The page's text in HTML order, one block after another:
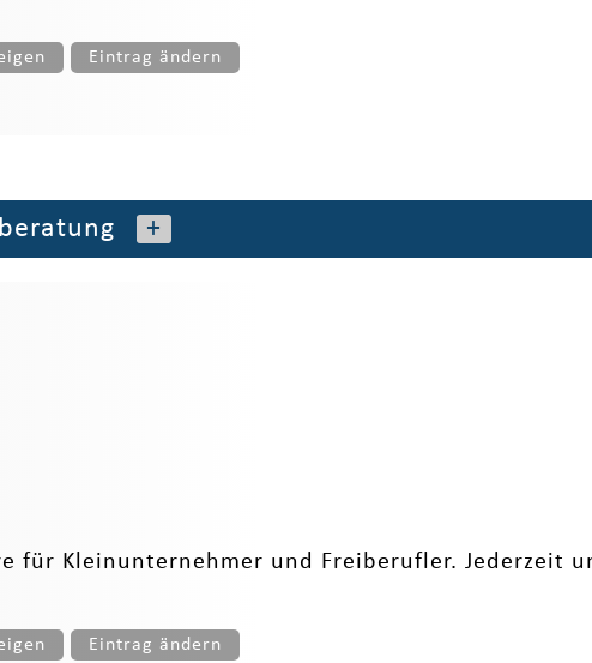
Eintrag ändern
+
für Kleinunternehmer und Freiberufler. Jederzeit
Eintrag ändern